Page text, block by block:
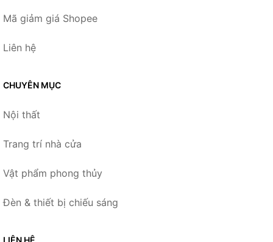
Mã giảm giá Shopee
Liên hệ
CHUYÊN MỤC
Nội thất
Trang trí nhà cửa
Vật phẩm phong thủy
Đèn & thiết bị chiếu sáng